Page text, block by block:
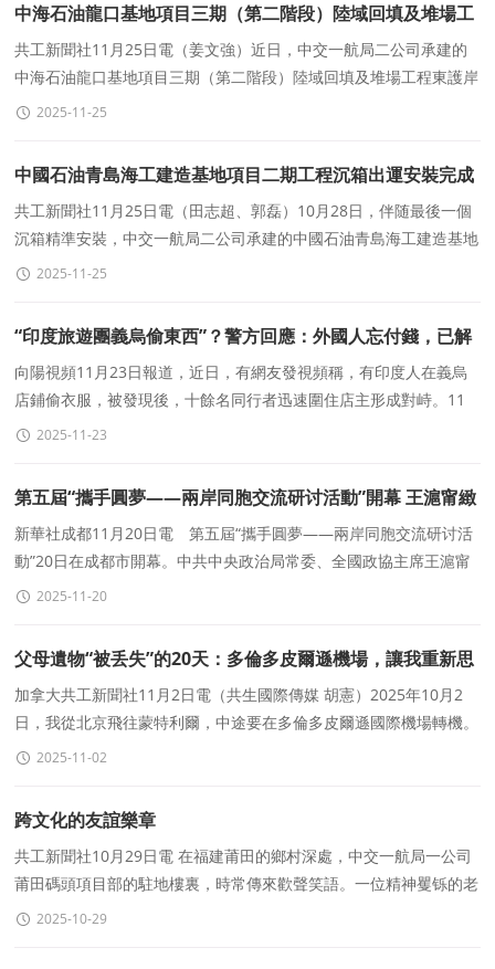
中海石油龍口基地項目三期（第二階段）陸域回填及堆場工
程東護岸沉箱全部安裝完成
共工新聞社11月25日電（姜文強）近日，中交一航局二公司承建的
中海石油龍口基地項目三期（第二階段）陸域回填及堆場工程東護岸
15座沉箱全部安裝完成。項目位于山東省煙台市，主要建設内
2025-11-25
中國石油青島海工建造基地項目二期工程沉箱出運安裝完成
共工新聞社11月25日電（田志超、郭磊）10月28日，伴随最後一個
沉箱精準安裝，中交一航局二公司承建的中國石油青島海工建造基地
項目二期工程沉箱全部出運安裝完成，爲後續胸牆澆注和陸
2025-11-25
“印度旅遊團義烏偷東西”？警方回應：外國人忘付錢，已解
除誤會
向陽視頻11月23日報道，近日，有網友發視頻稱，有印度人在義烏
店鋪偷衣服，被發現後，十餘名同行者迅速圍住店主形成對峙。11
月23日，義烏公安官方回應稱：“經核實，是外國人忘記支付
2025-11-23
第五屆“攜手圓夢——兩岸同胞交流研讨活動”開幕 王滬甯緻
賀信
新華社成都11月20日電 第五屆“攜手圓夢——兩岸同胞交流研讨活
動”20日在成都市開幕。中共中央政治局常委、全國政協主席王滬甯
發來賀信，對活動的舉辦
2025-11-20
父母遺物“被丢失”的20天：多倫多皮爾遜機場，讓我重新思
考“信任”這件事
加拿大共工新聞社11月2日電（共生國際傳媒 胡憲）2025年10月2
日，我從北京飛往蒙特利爾，中途要在多倫多皮爾遜國際機場轉機。
因爲突發腿傷，我提前申請了輪椅協助。原以爲這隻是一次
2025-11-02
跨文化的友誼樂章
共工新聞社10月29日電 在福建莆田的鄉村深處，中交一航局一公司
莆田碼頭項目部的駐地樓裏，時常傳來歡聲笑語。一位精神矍铄的老
人，房東範亞存大爺，已成爲項目部不可或缺的&ldquo
2025-10-29